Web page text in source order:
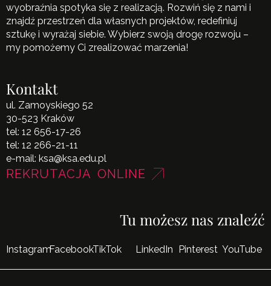
wyobraźnia spotyka się z realizacją. Rozwiń się z nami i
znajdź przestrzeń dla własnych projektów, redefiniuj
sztukę i wyrażaj siebie. Wybierz swoją drogę rozwoju –
my pomożemy Ci zrealizować marzenia!
Kontakt
ul. Zamoyskiego 52
30-523 Kraków
tel: 12 656-17-26
tel: 12 266-21-11
e-mail: ksa@ksa.edu.pl
REKRUTACJA ONLINE
Tu możesz nas znaleźć
InstagramFacebookTikTok LinkedIn Pinterest YouTube